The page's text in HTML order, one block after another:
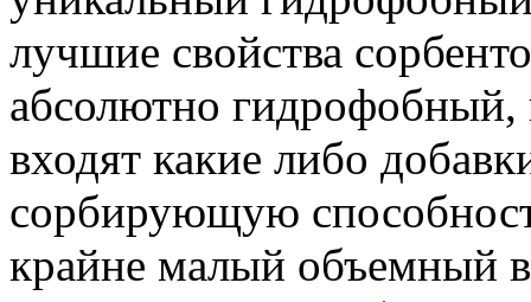
лучшие свойства
абсолютно гидрофобный,
входят какие либо
сорбирующую
крайне малый объемный